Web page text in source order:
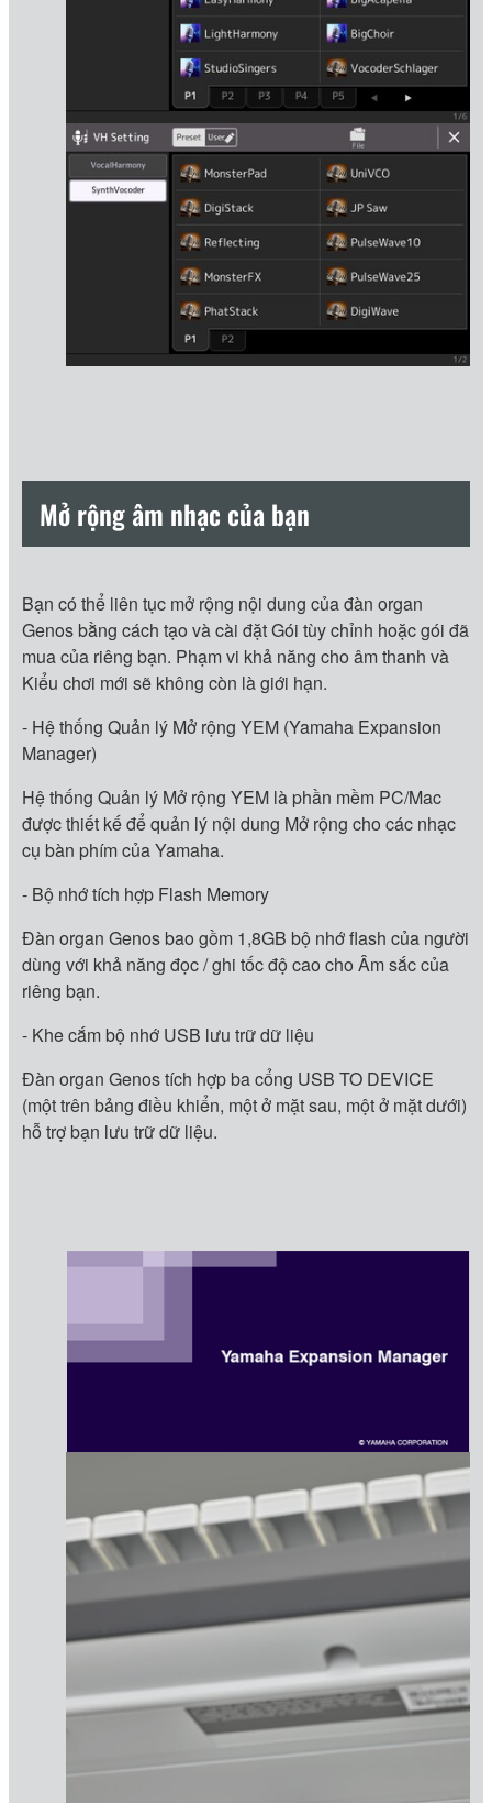
Mở rộng âm nhạc của bạn
Bạn có thể liên tục mở rộng nội dung của đàn organ
Genos bằng cách tạo và cài đặt Gói tùy chỉnh hoặc gói đã
mua của riêng bạn. Phạm vi khả năng cho âm thanh và
Kiểu chơi mới sẽ không còn là giới hạn.
- Hệ thống Quản lý Mở rộng YEM (Yamaha Expansion
Manager)
Hệ thống Quản lý Mở rộng YEM là phần mềm PC/Mac
được thiết kế để quản lý nội dung Mở rộng cho các nhạc
cụ bàn phím của Yamaha.
- Bộ nhớ tích hợp Flash Memory
Đàn organ Genos bao gồm 1,8GB bộ nhớ flash của người
dùng với khả năng đọc / ghi tốc độ cao cho Âm sắc của
riêng bạn.
- Khe cắm bộ nhớ USB lưu trữ dữ liệu
Đàn organ Genos tích hợp ba cổng USB TO DEVICE
(một trên bảng điều khiển, một ở mặt sau, một ở mặt dưới)
hỗ trợ bạn lưu trữ dữ liệu.